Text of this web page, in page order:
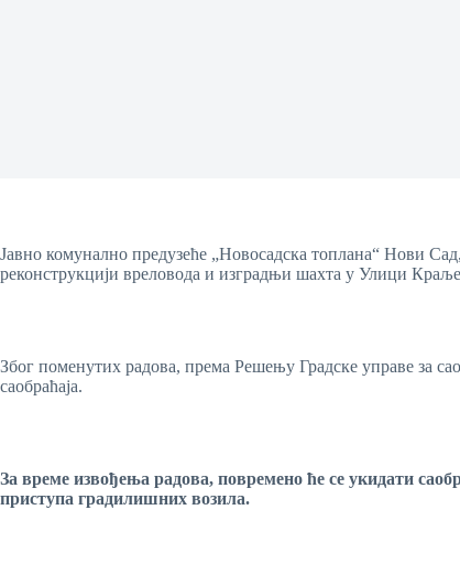
Јавно комунално предузеће „Новосадска топлана“ Нови Сад,
реконструкцији вреловода и изградњи шахта у Улици
Због поменутих радова, према Решењу Градске управе за
саобраћаја.
За време извођења радова, повремено ће се укидати
приступа градилишних возила.